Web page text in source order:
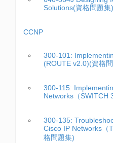
Solutions(資格問題集)
CCNP
300-101:
(ROUTE v2.0)(資格
300-115:
Networks（SWITCH
300-135:
Cisco IP Networks（
格問題集)